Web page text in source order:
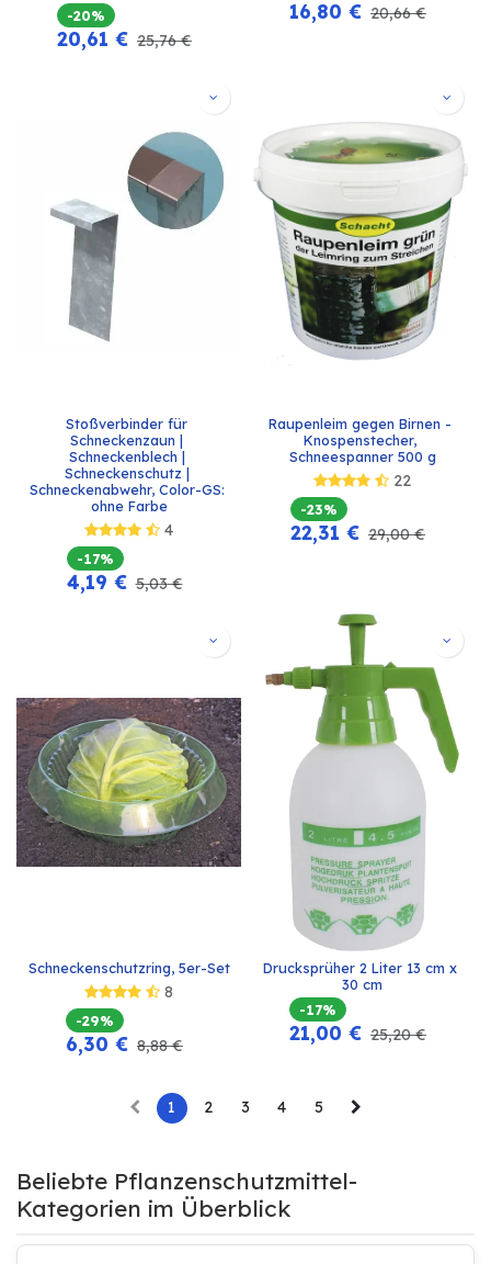
-20%
20,61 € 25,76€
16,80 € 20,66€
Stoßverbinder für
Schneckenzaun |
Schneckenblech |
Schneckenschutz |
Schneckenabwehr, Color-GS:
ohne Farbe
4
-17%
4,19 € 5,03€
Raupenleim gegen Birnen -
Knospenstecher,
Schneespanner 500 g
22
-23%
22,31 € 29,00€
Schneckenschutzring, 5er-Set
8
-29%
6,30 € 8,88€
Drucksprüher 2 Liter 13 cm x
30 cm
-17%
21,00 € 25,20€
1 2 3 4 5
Beliebte Pflanzenschutzmittel-
Kategorien im Überblick